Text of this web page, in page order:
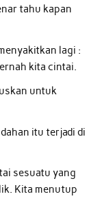
tahu kapan
lagi :
kita cintai.
untuk
itu terjadi di
sesuatu yang
Kita menutup